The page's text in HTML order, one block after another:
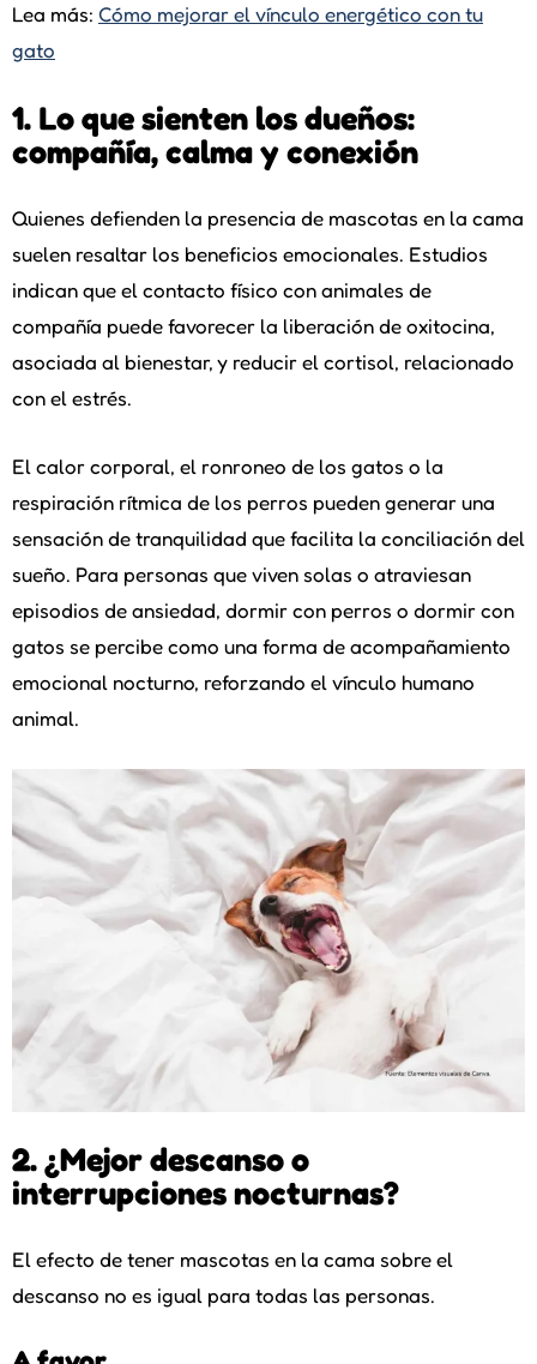
Lea más: Cómo mejorar el vínculo energético con tu
gato
1. Lo que sienten los dueños:
compañía, calma y conexión
Quienes defienden la presencia de mascotas en la cama
suelen resaltar los beneficios emocionales. Estudios
indican que el contacto físico con animales de
compañía puede favorecer la liberación de oxitocina,
asociada al bienestar, y reducir el cortisol, relacionado
con el estrés.
El calor corporal, el ronroneo de los gatos o la
respiración rítmica de los perros pueden generar una
sensación de tranquilidad que facilita la conciliación del
sueño. Para personas que viven solas o atraviesan
episodios de ansiedad, dormir con perros o dormir con
gatos se percibe como una forma de acompañamiento
emocional nocturno, reforzando el vínculo humano
animal.
2. ¿Mejor descanso o
interrupciones nocturnas?
El efecto de tener mascotas en la cama sobre el
descanso no es igual para todas las personas.